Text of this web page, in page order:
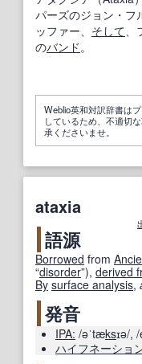
パーズのジョン・フ
ッファー、 そして、
のバンド。
Weblio英和対訳辞書は
しているため、不適切
承くださいませ。
ataxia
語源
Borrowed from
“disorder”), derived
By surface analysis,
発音
IPA: /əˈtæksɪə/, /
ハイフネーショ